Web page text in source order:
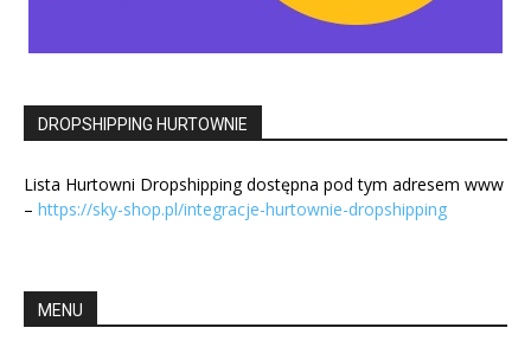
DROPSHIPPING HURTOWNIE
Lista Hurtowni Dropshipping dostępna pod tym adresem www
– https://sky-shop.pl/integracje-hurtownie-dropshipping
MENU